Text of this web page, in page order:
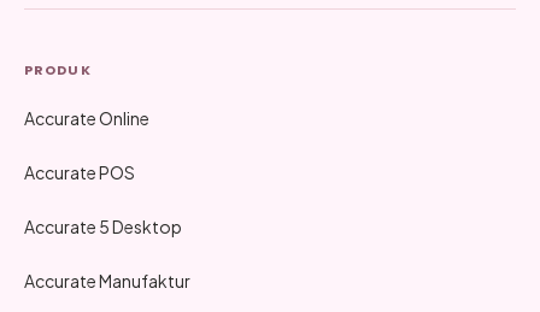
PRODUK
Accurate Online
Accurate POS
Accurate 5 Desktop
Accurate Manufaktur